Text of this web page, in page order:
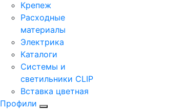
Крепеж
Расходные
материалы
Электрика
Каталоги
Системы и
светильники CLIP
Вставка цветная
Профили